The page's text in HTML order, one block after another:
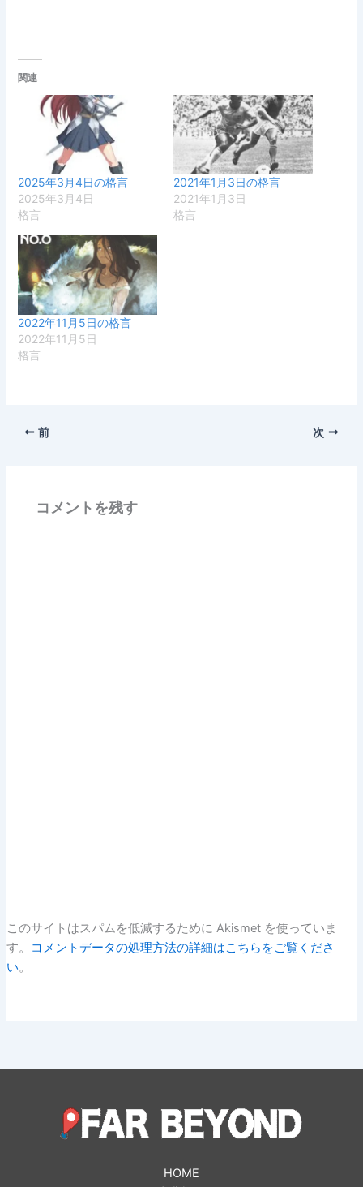
関連
2025年3月4日の格言
2025年3月4日
格言
2021年1月3日の格言
2021年1月3日
格言
2022年11月5日の格言
2022年11月5日
格言
前 次
コメントを残す
このサイトはスパムを低減するために Akismet を使っていま
す。
コメントデータの処理方法の詳細はこちらをご覧くださ
い。
HOME